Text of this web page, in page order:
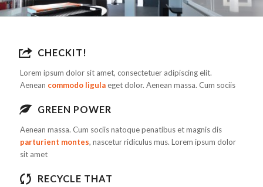
CHECKIT!
Lorem ipsum dolor sit amet, consectetuer adipiscing elit.
Aenean commodo ligulaeget dolor. Aenean massa. Cum sociis
GREEN POWER
Aenean massa. Cum sociis natoque penatibus et magnis dis
parturient montes, nascetur ridiculus mus. Lorem ipsum dolor
sit amet
RECYCLE THAT